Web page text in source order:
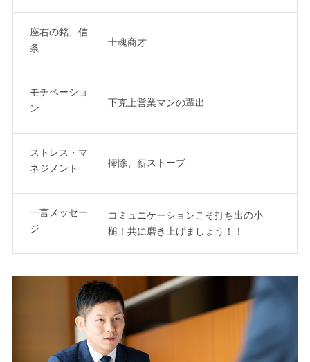
座右の銘、信
条
士魂商才
モチベーショ
ン
下克上営業マンの輩出
ストレス・マ
ネジメント
掃除、薪ストーブ
一言メッセー
ジ
コミュニケーションこそ打ち出の小
槌！共に磨き上げましょう！！